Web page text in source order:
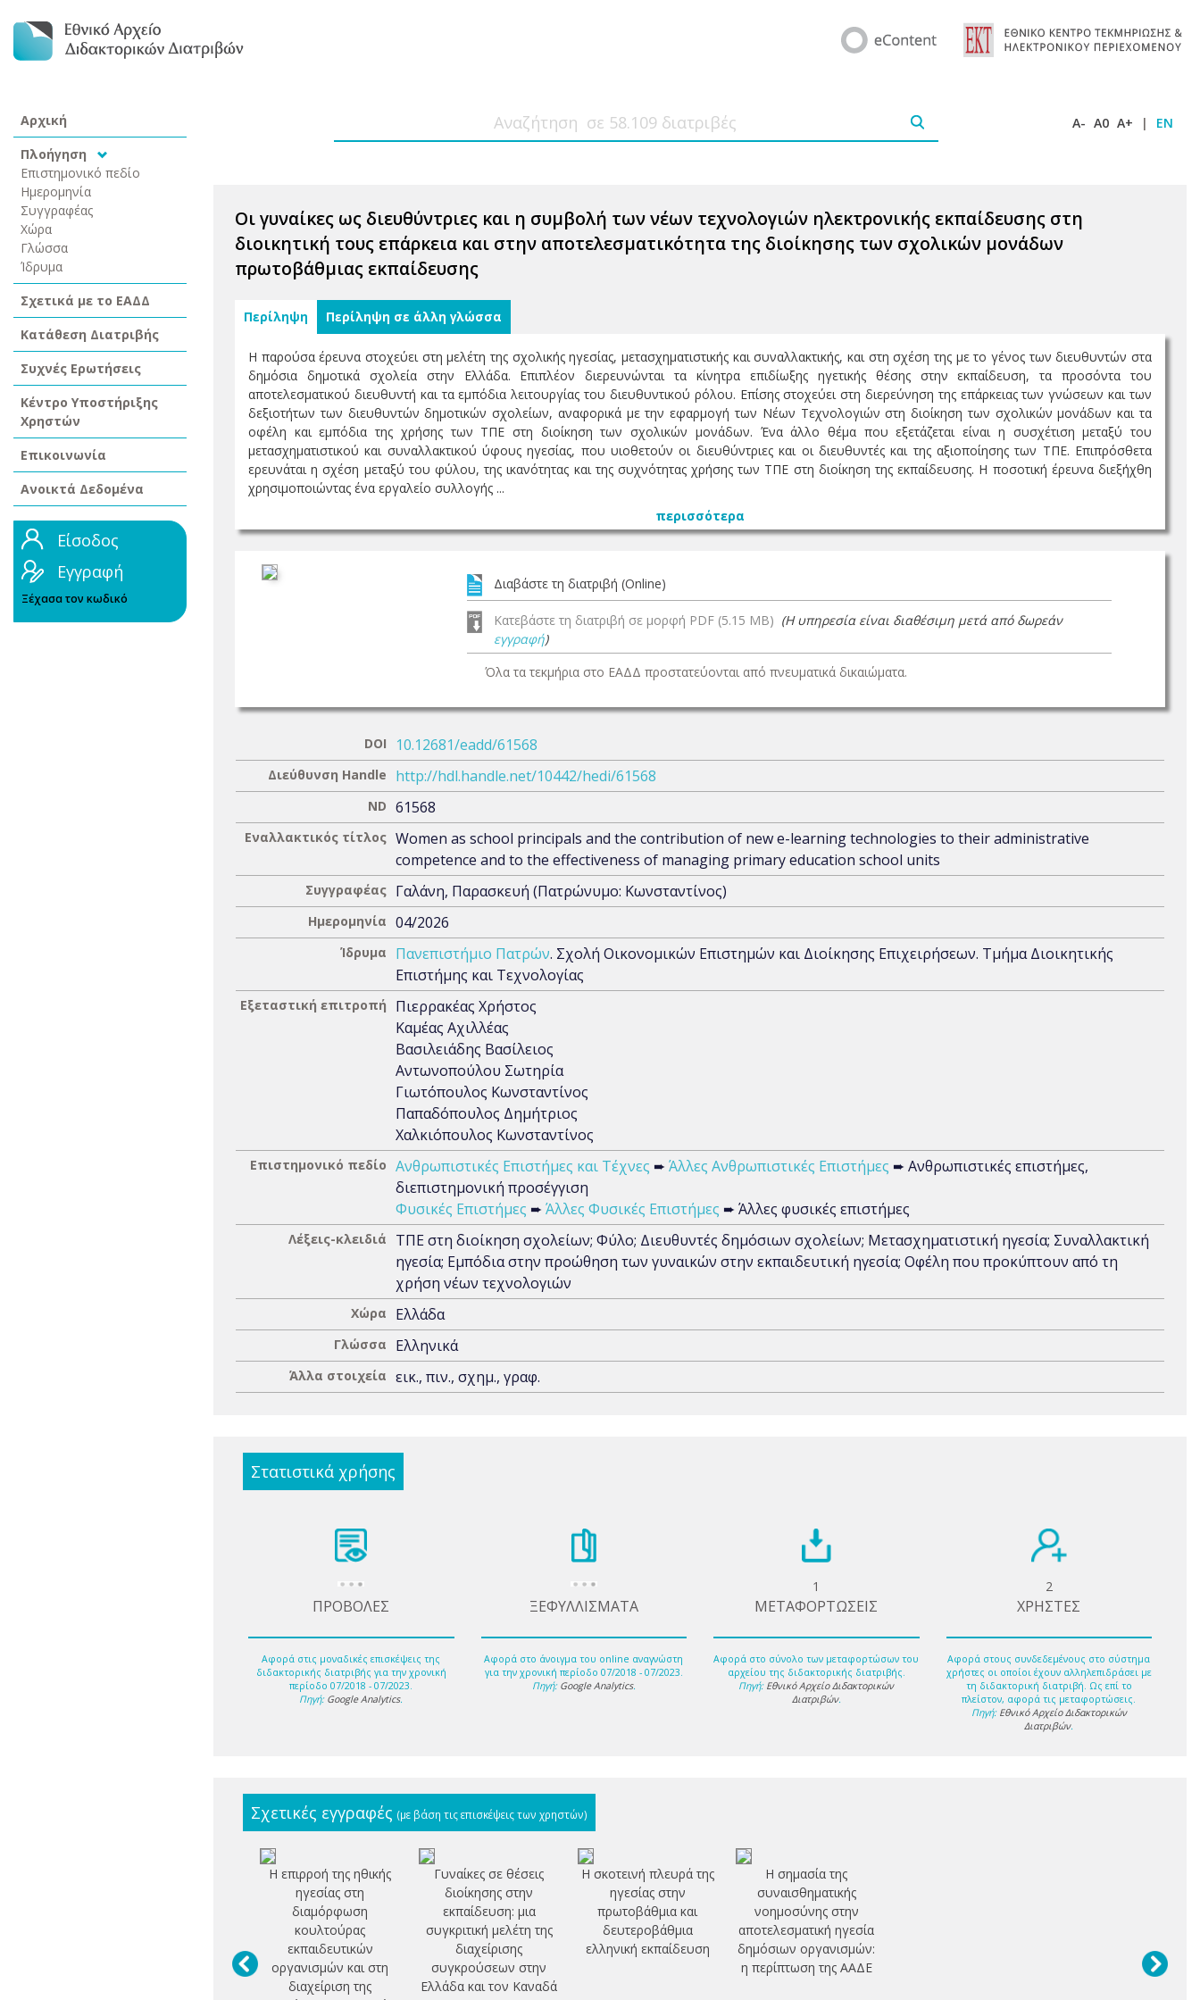
Αρχική
Πλοήγηση
Επιστημονικό πεδίο
Ημερομηνία
Συγγραφέας
Χώρα
Γλώσσα
Ίδρυμα
Σχετικά με το ΕΑΔΔ
Κατάθεση Διατριβής
Συχνές Ερωτήσεις
Κέντρο Υποστήριξης
Χρηστών
Επικοινωνία
Ανοικτά Δεδομένα
Είσοδος
Εγγραφή
Ξέχασα τον κωδικό
A- A0 A+ | EN
Οι γυναίκες ως διευθύντριες και η συμβολή των νέων τεχνολογιών ηλεκτρονικής εκπαίδευσης στη
διοικητική τους επάρκεια και στην αποτελεσματικότητα της διοίκησης των σχολικών μονάδων
πρωτοβάθμιας εκπαίδευσης
Περίληψη Περίληψη σε άλλη γλώσσα
Η παρούσα έρευνα στοχεύει στη μελέτη της σχολικής ηγεσίας, μετασχηματιστικής και συναλλακτικής, και στη σχέση της με το γένος των διευθυντών στα
δημόσια δημοτικά σχολεία στην Ελλάδα. Επιπλέον διερευνώνται τα κίνητρα επιδίωξης ηγετικής θέσης στην εκπαίδευση, τα προσόντα του
αποτελεσματικού διευθυντή και τα εμπόδια λειτουργίας του διευθυντικού ρόλου. Επίσης στοχεύει στη διερεύνηση της επάρκειας των γνώσεων και των
δεξιοτήτων των διευθυντών δημοτικών σχολείων, αναφορικά με την εφαρμογή των Νέων Τεχνολογιών στη διοίκηση των σχολικών μονάδων και τα
οφέλη και εμπόδια της χρήσης των ΤΠΕ στη διοίκηση των σχολικών μονάδων. Ένα άλλο θέμα που εξετάζεται είναι η συσχέτιση μεταξύ του
μετασχηματιστικού και συναλλακτικού ύφους ηγεσίας, που υιοθετούν οι διευθύντριες και οι διευθυντές και της αξιοποίησης των ΤΠΕ. Επιπρόσθετα
ερευνάται η σχέση μεταξύ του φύλου, της ικανότητας και της συχνότητας χρήσης των ΤΠΕ στη διοίκηση της εκπαίδευσης. Η ποσοτική έρευνα διεξήχθη
χρησιμοποιώντας ένα εργαλείο συλλογής ...
περισσότερα
Διαβάστε τη διατριβή (Online)
Κατεβάστε τη διατριβή σε μορφή PDF (5.15 MB) (Η υπηρεσία είναι διαθέσιμη μετά από δωρεάν
εγγραφή)
Όλα τα τεκμήρια στο ΕΑΔΔ προστατεύονται από πνευματικά δικαιώματα.
DOI 10.12681/eadd/61568
Διεύθυνση Handle http://hdl.handle.net/10442/hedi/61568
ND 61568
Εναλλακτικός τίτλος Women as school principals and the contribution of new e-learning technologies to their administrative
competence and to the effectiveness of managing primary education school units
Συγγραφέας Γαλάνη, Παρασκευή (Πατρώνυμο: Κωνσταντίνος)
Ημερομηνία 04/2026
Ίδρυμα Πανεπιστήμιο Πατρών. Σχολή Οικονομικών Επιστημών και Διοίκησης Επιχειρήσεων. Τμήμα Διοικητικής
Επιστήμης και Τεχνολογίας
Εξεταστική επιτροπή
Πιερρακέας Χρήστος
Καμέας Αχιλλέας
Βασιλειάδης Βασίλειος
Αντωνοπούλου Σωτηρία
Γιωτόπουλος Κωνσταντίνος
Παπαδόπουλος Δημήτριος
Χαλκιόπουλος Κωνσταντίνος
Επιστημονικό πεδίο Ανθρωπιστικές Επιστήμες και Τέχνες ➨ Άλλες Ανθρωπιστικές Επιστήμες ➨ Ανθρωπιστικές επιστήμες,
διεπιστημονική προσέγγιση
Φυσικές Επιστήμες ➨ Άλλες Φυσικές Επιστήμες ➨ Άλλες φυσικές επιστήμες
Λέξεις-κλειδιά
ΤΠΕ στη διοίκηση σχολείων; Φύλο; Διευθυντές δημόσιων σχολείων; Μετασχηματιστική ηγεσία; Συναλλακτική
ηγεσία; Εμπόδια στην προώθηση των γυναικών στην εκπαιδευτική ηγεσία; Οφέλη που προκύπτουν από τη
χρήση νέων τεχνολογιών
Χώρα Ελλάδα
Γλώσσα Ελληνικά
Άλλα στοιχεία εικ., πιν., σχημ., γραφ.
Στατιστικά χρήσης
ΠΡΟΒΟΛΕΣ
Αφορά στις μοναδικές επισκέψεις της
διδακτορικής διατριβής για την χρονική
περίοδο 07/2018 - 07/2023.
Πηγή: Google Analytics.
ΞΕΦΥΛΛΙΣΜΑΤΑ
Αφορά στο άνοιγμα του online αναγνώστη
για την χρονική περίοδο 07/2018 - 07/2023.
Πηγή: Google Analytics.
1
ΜΕΤΑΦΟΡΤΩΣΕΙΣ
Αφορά στο σύνολο των μεταφορτώσων του
αρχείου της διδακτορικής διατριβής.
Πηγή: Εθνικό Αρχείο Διδακτορικών
Διατριβών.
2
ΧΡΗΣΤΕΣ
Αφορά στους συνδεδεμένους στο σύστημα
χρήστες οι οποίοι έχουν αλληλεπιδράσει με
τη διδακτορική διατριβή. Ως επί το
πλείστον, αφορά τις μεταφορτώσεις.
Πηγή: Εθνικό Αρχείο Διδακτορικών
Διατριβών.
Σχετικές εγγραφές (με βάση τις επισκέψεις των χρηστών)
Η επιρροή της ηθικής
ηγεσίας στη
διαμόρφωση
κουλτούρας
εκπαιδευτικών
οργανισμών και στη
διαχείριση της
Γυναίκες σε θέσεις
διοίκησης στην
εκπαίδευση: μια
συγκριτική μελέτη της
διαχείρισης
συγκρούσεων στην
Ελλάδα και τον Καναδά
Η σκοτεινή πλευρά της
ηγεσίας στην
πρωτοβάθμια και
δευτεροβάθμια
ελληνική εκπαίδευση
Η σημασία της
συναισθηματικής
νοημοσύνης στην
αποτελεσματική ηγεσία
δημόσιων οργανισμών:
η περίπτωση της ΑΑΔΕ